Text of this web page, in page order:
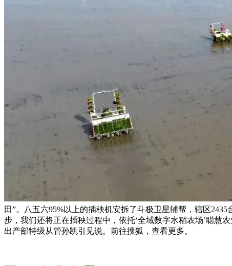
田”。八五六95%以上的插秧机安拆了斗极卫星辅帮，辖区
步，我们还将正在插秧过程中，依托‘全域数字水稻农场’聪慧
出产部特级从管孙凯引见说。前往搜狐，查看更多。